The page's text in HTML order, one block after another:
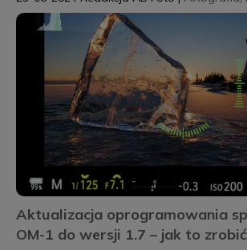
Aktualizacja oprogramowania
OM-1 do wersji 1.7 – jak to zrobić